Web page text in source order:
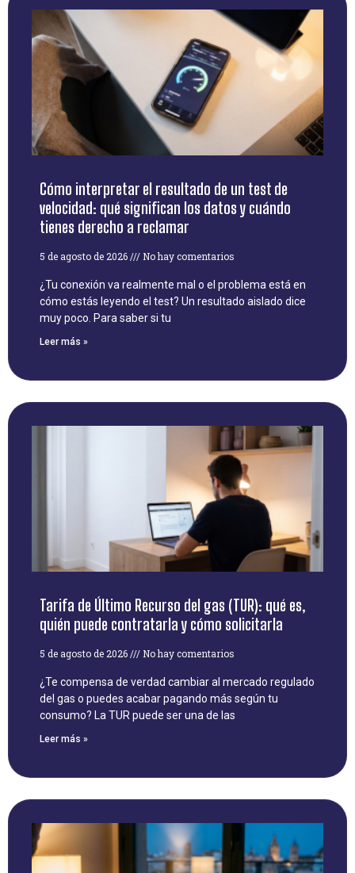
Cómo interpretar el resultado de un test de
velocidad: qué significan los datos y cuándo
tienes derecho a reclamar
5 de agosto de 2026 No hay comentarios
¿Tu conexión va realmente mal o el problema está en
cómo estás leyendo el test? Un resultado aislado dice
muy poco. Para saber si tu
Leer más »
Tarifa de Último Recurso del gas (TUR): qué es,
quién puede contratarla y cómo solicitarla
5 de agosto de 2026 No hay comentarios
¿Te compensa de verdad cambiar al mercado regulado
del gas o puedes acabar pagando más según tu
consumo? La TUR puede ser una de las
Leer más »